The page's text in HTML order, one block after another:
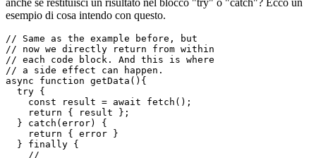
anche se restituisci un risultato nel blocco "try" o "catch"? Ecco un
esempio di cosa intendo con questo.
// Same as the example before, but
// now we directly return from within
// each code block. And this is where
// a side effect can happen.
async function getData(){
  try {
    const result = await fetch();
    return { result };